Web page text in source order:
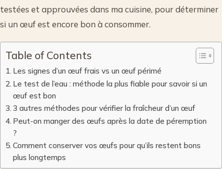
testées et approuvées dans ma cuisine, pour déterminer
si un œuf est encore bon à consommer.
Table of Contents
Les signes d’un œuf frais vs un œuf périmé
Le test de l’eau : méthode la plus fiable pour savoir si un
œuf est bon
3 autres méthodes pour vérifier la fraîcheur d’un œuf
Peut-on manger des œufs après la date de péremption
?
Comment conserver vos œufs pour qu’ils restent bons
plus longtemps